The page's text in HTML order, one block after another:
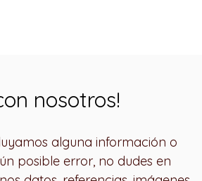
nosotros!
alguna información o
posible error, no dudes en